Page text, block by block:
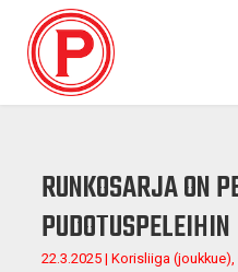
RUNKOSARJA ON
PUDOTUSPELEIHIN
22.3.2025 | Korisliiga